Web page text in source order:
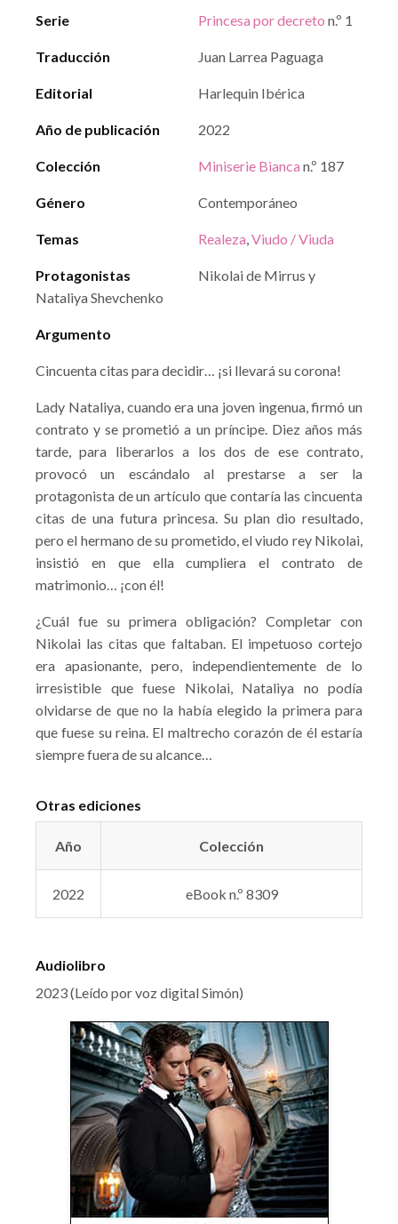
Serie Princesa por decreto n.º 1
Traducción Juan Larrea Paguaga
Editorial Harlequin Ibérica
Año de publicación 2022
Colección Miniserie Bianca n.º 187
Género Contemporáneo
Temas Realeza,Viudo / Viuda
Protagonistas
Nikolai de Mirrus y
Nataliya Shevchenko
Argumento
Cincuenta citas para decidir… ¡si llevará su corona!
Lady Nataliya, cuando era una joven ingenua, firmó un
contrato y se prometió a un príncipe. Diez años más
tarde, para liberarlos a los dos de ese contrato,
provocó un escándalo al prestarse a ser la
protagonista de un artículo que contaría las cincuenta
citas de una futura princesa. Su plan dio resultado,
pero el hermano de su prometido, el viudo rey Nikolai,
insistió en que ella cumpliera el contrato de
matrimonio… ¡con él!
¿Cuál fue su primera obligación? Completar con
Nikolai las citas que faltaban. El impetuoso cortejo
era apasionante, pero, independientemente de lo
irresistible que fuese Nikolai, Nataliya no podía
olvidarse de que no la había elegido la primera para
que fuese su reina. El maltrecho corazón de él estaría
siempre fuera de su alcance…
Otras ediciones
Año Colección
2022 eBook n.º 8309
Audiolibro
2023 (Leído por voz digital Simón)